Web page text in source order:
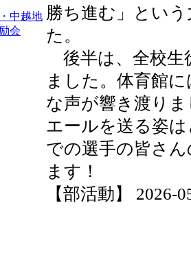
中越地
会
勝ち進む」とい
た。
後半は、全校生
ました。体育館
な声が響き渡り
エールを送る姿
での選手の皆さ
ます！
【部活動】 2026-